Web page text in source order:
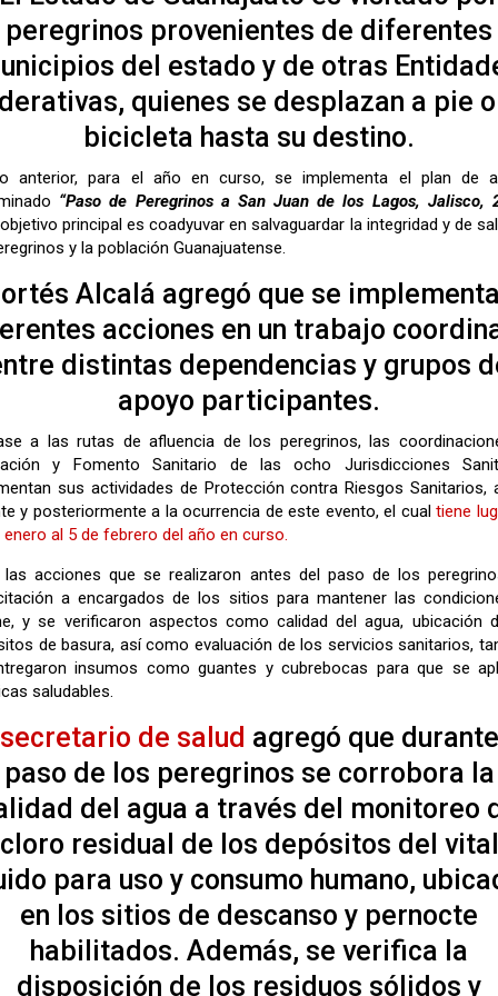
peregrinos provenientes de diferentes
del estado y de otras
quienes se desplazan a pie
bicicleta hasta su destino.
anterior, para el año en curso, se implementa el plan de
“Paso de Peregrinos a San Juan de los Lagos, Jalisco,
principal es coadyuvar en salvaguardar la integridad y de
y la población Guanajuatense.
Alcalá agregó que se
acciones en un trabajo
distintas dependencias y grupos
apoyo participantes.
a las rutas de afluencia de los peregrinos, las
y Fomento Sanitario de las ocho Jurisdicciones
sus actividades de Protección contra Riesgos Sanitarios,
y posteriormente a la ocurrencia de este evento, el cualtiene
enero al 5 de febrero del año en curso.
las acciones que se realizaron antes del paso de los
a encargados de los sitios para mantener las
y se verificaron aspectos como calidad del agua, ubicación
de basura, así como evaluación de los servicios sanitarios,
insumos como guantes y cubrebocas para que se
saludables.
secretario de salud agregó que
paso de los peregrinos se corrobora la
del agua a través del monitoreo
cloro residual de los depósitos del vital
para uso y consumo humano,
en los sitios de descanso y pernocte
habilitados. Además, se verifica la
disposición de los residuos sólidos y